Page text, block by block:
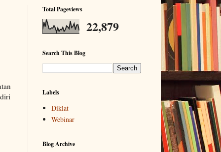
Total Pageviews
22,879
Search This Blog
Labels
Diklat
Webinar
Blog Archive